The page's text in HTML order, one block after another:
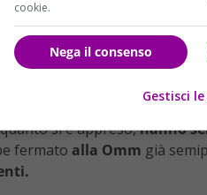
TIR).
è si è fermato alla
per caricare macchinari
senza titolo di reato né
di delegare la Digos per
si è appreso,hanno
fermato alla Omm già
cookie.
Nega il consenso
Gestisci